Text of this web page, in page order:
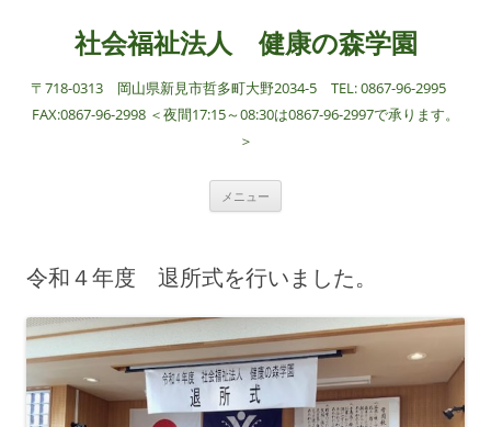
社会福祉法人 健康の森学園
〒718-0313 岡山県新見市哲多町大野2034-5 TEL: 0867-96-2995
FAX:0867-96-2998 ＜夜間17:15～08:30は0867-96-2997で承ります。
＞
メニュー
ス
キ
令和４年度 退所式を行いました。